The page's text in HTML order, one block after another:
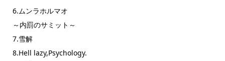
6.ムンラホルマオ
～内罰のサミット～
7.雪解
8.Hell lazy,Psychology.